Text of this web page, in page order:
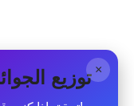
× 🎉 توزيع